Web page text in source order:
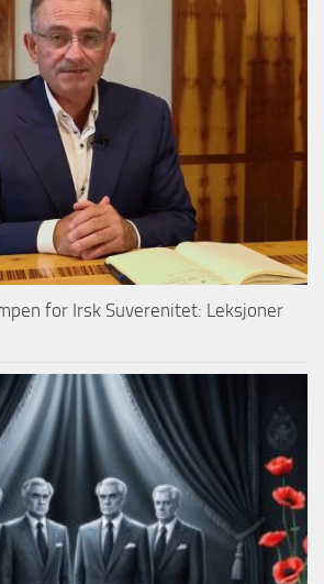
for Irsk Suverenitet: Leksjoner